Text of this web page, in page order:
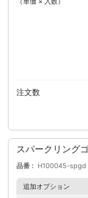
注文数
スパークリング
品番 H100045-spgd
追加オプション